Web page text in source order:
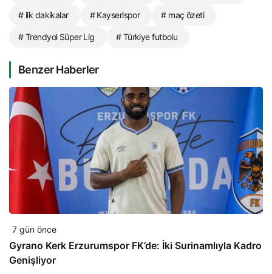
# ilk dakikalar # Kayserispor # maç özeti
# Trendyol Süper Lig # Türkiye futbolu
Benzer Haberler
7 gün önce
Gyrano Kerk Erzurumspor FK’de: İki Surinamlıyla Kadro
Genişliyor